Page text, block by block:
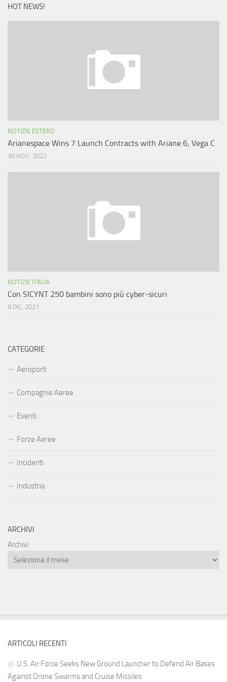
HOT NEWS!
NOTIZIE ESTERO
Arianespace Wins 7 Launch Contracts with Ariane 6, Vega C
30 NOV, 2022
NOTIZIE ITALIA
Con SICYNT 250 bambini sono più cyber-sicuri
9 DIC, 2021
CATEGORIE
Aeroporti
Compagnie Aeree
Eventi
Forze Aeree
Incidenti
Industria
ARCHIVI
Archivi
ARTICOLI RECENTI
U.S. Air Force Seeks New Ground Launcher to Defend Air Bases
Against Drone Swarms and Cruise Missiles